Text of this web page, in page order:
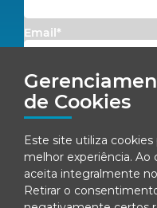
de Cookies
Este site utiliza
melhor experiência.
aceita integralmente
Retirar o
Email*
Concordo em receber
Ao se inscrever, você concorda